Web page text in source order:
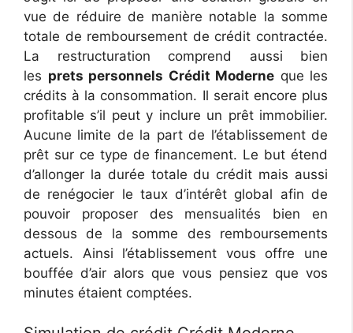
vue de réduire de manière notable la somme
totale de remboursement de crédit contractée.
La restructuration comprend aussi bien
les prets personnels Crédit Moderne que les
crédits à la consommation. Il serait encore plus
profitable s’il peut y inclure un prêt immobilier.
Aucune limite de la part de l’établissement de
prêt sur ce type de financement. Le but étend
d’allonger la durée totale du crédit mais aussi
de renégocier le taux d’intérêt global afin de
pouvoir proposer des mensualités bien en
dessous de la somme des remboursements
actuels. Ainsi l’établissement vous offre une
bouffée d’air alors que vous pensiez que vos
minutes étaient comptées.